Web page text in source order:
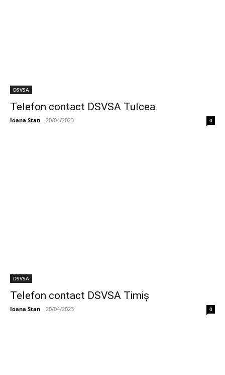
DSVSA
Telefon contact DSVSA Tulcea
Ioana Stan - 20/04/2023 0
DSVSA
Telefon contact DSVSA Timiș
Ioana Stan - 20/04/2023 0